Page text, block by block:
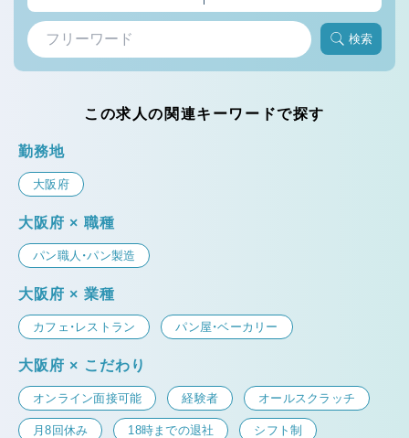
検索
この求人の関連キーワードで探す
勤務地
大阪府
大阪府 × 職種
パン職人・パン製造
大阪府 × 業種
カフェ・レストラン パン屋・ベーカリー
大阪府 × こだわり
オンライン面接可能 経験者 オールスクラッチ
月8回休み 18時までの退社 シフト制